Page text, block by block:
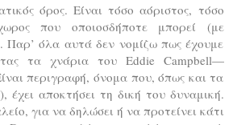
όρος. Είναι τόσο αόριστος, τόσο
που οποιοσδήποτε μπορεί (με
Παρ’ όλα αυτά δεν νομίζω πως έχουμε
τα χνάρια του Eddie Campbell—
περιγραφή, όνομα που, όπως και τα
έχει αποκτήσει τη δική του δυναμική.
για να δηλώσει ή να προτείνει κάτι